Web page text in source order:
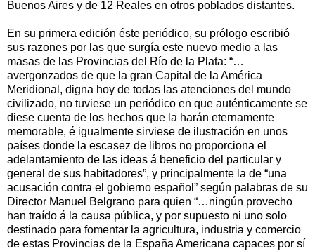
Buenos Aires y de 12 Reales en otros poblados distantes.
En su primera edición éste periódico, su prólogo escribió
sus razones por las que surgía este nuevo medio a las
masas de las Provincias del Río de la Plata: “…
avergonzados de que la gran Capital de la América
Meridional, digna hoy de todas las atenciones del mundo
civilizado, no tuviese un periódico en que auténticamente se
diese cuenta de los hechos que la harán eternamente
memorable, é igualmente sirviese de ilustración en unos
países donde la escasez de libros no proporciona el
adelantamiento de las ideas á beneficio del particular y
general de sus habitadores”, y principalmente la de “una
acusación contra el gobierno español” según palabras de su
Director Manuel Belgrano para quien “…ningún provecho
han traído á la causa pública, y por supuesto ni uno solo
destinado para fomentar la agricultura, industria y comercio
de estas Provincias de la España Americana capaces por sí